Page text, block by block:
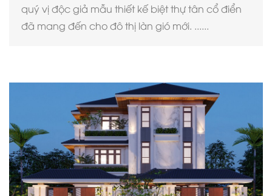
quý vị độc giả mẫu thiết kế biệt thự tân cổ điển
đã mang đến cho đô thị làn gió mới. ......